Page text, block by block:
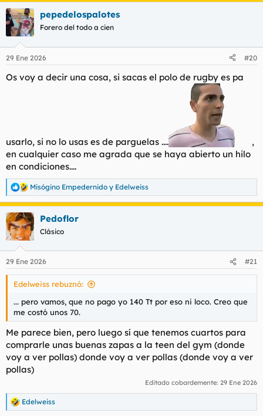
pepedelospalotes
Forero del todo a cien
29 Ene 2026 #20
Os voy a decir una cosa, si sacas el polo de rugby es pa
usarlo, si no lo usas es de parguelas ....
,
en cualquier caso me agrada que se haya abierto un hilo
en condiciones....
R
e
a
c
c
i
e
s
Misógino Empedernido y Edelweiss
Pedoflor
Clásico
29 Ene 2026 #21
Edelweiss rebuznó:
... pero vamos, que no pago yo 140 Tt por eso ni loco. Creo que
me costó unos 70.
Me parece bien, pero luego sí que tenemos cuartos para
comprarle unas buenas zapas a la teen del gym (donde
voy a ver pollas) donde voy a ver pollas (donde voy a ver
pollas)
Editado cobardemente: 29 Ene 2026
R
Edelweiss